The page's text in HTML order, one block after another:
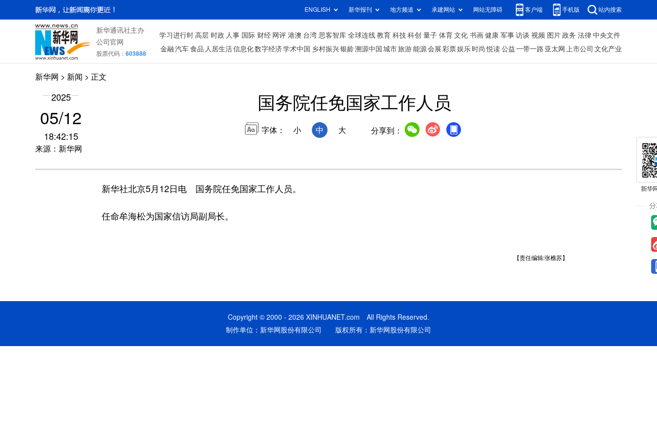
ENGLISH 新华报刊 地方频道 承建网站 网站无障碍 客户端 手机版 站内搜索
新华通讯社主办
公司官网
股票代码： 603888
学习进行时 高层 时政 人事 国际 财经 网评 港澳 台湾 思客智库 全球连线 教育 科技 科创 量子 体育 文化 书画 健康 军事 访谈 视频 图片 政务 法律 中央文件
金融 汽车 食品 人居生活信息化数字经济学术中国 乡村振兴银龄溯源中国 城市旅游 能源 会展 彩票娱乐 时尚 悦读 公益 一带一路 亚太网 上市公司 文化产业
新华网 > 新闻 > 正文
2025
05/12
18:42:15
来源：新华网
国务院任免国家工作人员
字体： 小 中 大 分享到：
新华社北京5月12日电 国务院任免国家工作人员。
任命牟海松为国家信访局副局长。
【责任编辑:张樵苏】
Copyright © 2000 - 2026 XINHUANET.com All Rights Reserved.
制作单位：新华网股份有限公司 版权所有：新华网股份有限公司